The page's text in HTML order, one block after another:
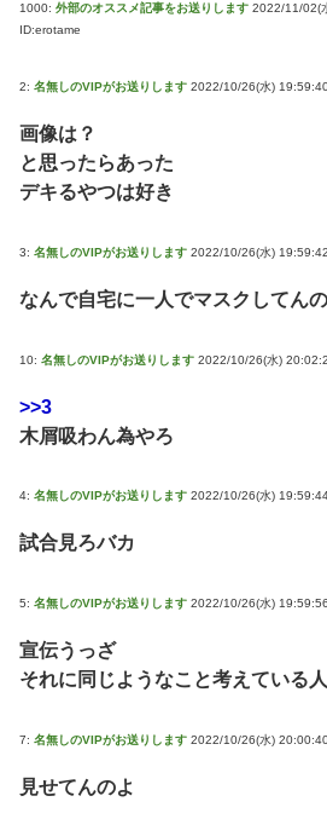
1000: 外部のオススメ記事をお送りします 2022/11/02(
ID:erotame
2: 名無しのVIPがお送りします 2022/10/26(水)
画像は？
と思ったらあった
デキるやつは好き
3: 名無しのVIPがお送りします 2022/10/26(水)
なんで自宅に一人でマスクしてん
10: 名無しのVIPがお送りします 2022/10/26(水)
>>3
木屑吸わん為やろ
4: 名無しのVIPがお送りします 2022/10/26(水)
試合見ろバカ
5: 名無しのVIPがお送りします 2022/10/26(水)
宣伝うっざ
それに同じようなこと考えている
7: 名無しのVIPがお送りします 2022/10/26(水)
見せてんのよ